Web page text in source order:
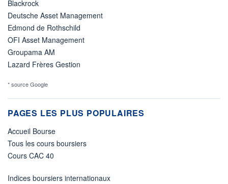
Blackrock
Deutsche Asset Management
Edmond de Rothschild
OFI Asset Management
Groupama AM
Lazard Frères Gestion
* source Google
PAGES LES PLUS POPULAIRES
Accueil Bourse
Tous les cours boursiers
Cours CAC 40
Indices boursiers internationaux